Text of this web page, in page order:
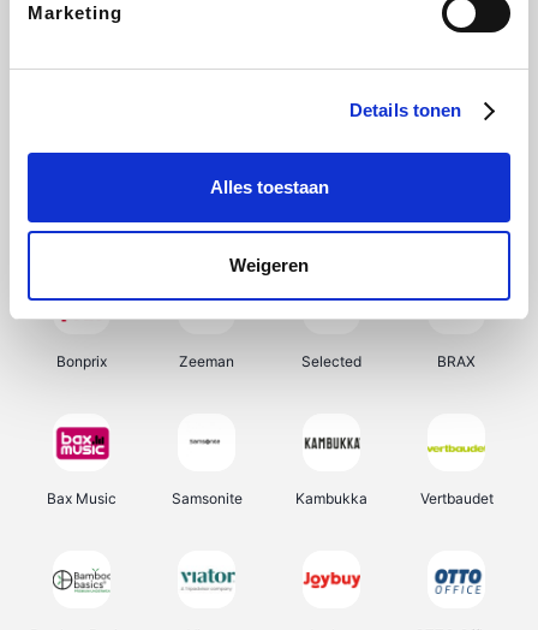
Marketing
Details tonen
Alles toestaan
Weigeren
My Jewellery Tennis Point Samsung Delonghi
Bonprix Zeeman Selected BRAX
Bax Music Samsonite Kambukka Vertbaudet